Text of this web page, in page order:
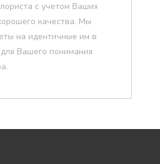
с учетом Ваших
качества. Мы
на идентичные им в
Вашего понимания